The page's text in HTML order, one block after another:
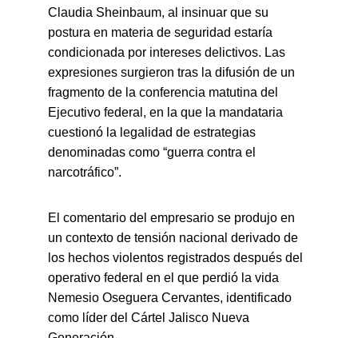
Claudia Sheinbaum, al insinuar que su
postura en materia de seguridad estaría
condicionada por intereses delictivos. Las
expresiones surgieron tras la difusión de un
fragmento de la conferencia matutina del
Ejecutivo federal, en la que la mandataria
cuestionó la legalidad de estrategias
denominadas como “guerra contra el
narcotráfico”.
El comentario del empresario se produjo en
un contexto de tensión nacional derivado de
los hechos violentos registrados después del
operativo federal en el que perdió la vida
Nemesio Oseguera Cervantes, identificado
como líder del Cártel Jalisco Nueva